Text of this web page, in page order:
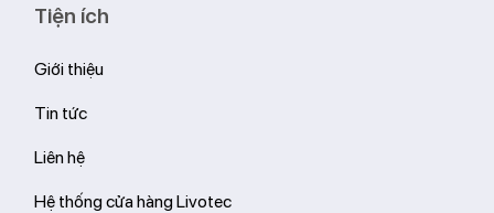
Tiện ích
Giới thiệu
Tin tức
Liên hệ
Hệ thống cửa hàng Livotec